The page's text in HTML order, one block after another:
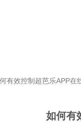
有效控制超芭乐APP在
如何有